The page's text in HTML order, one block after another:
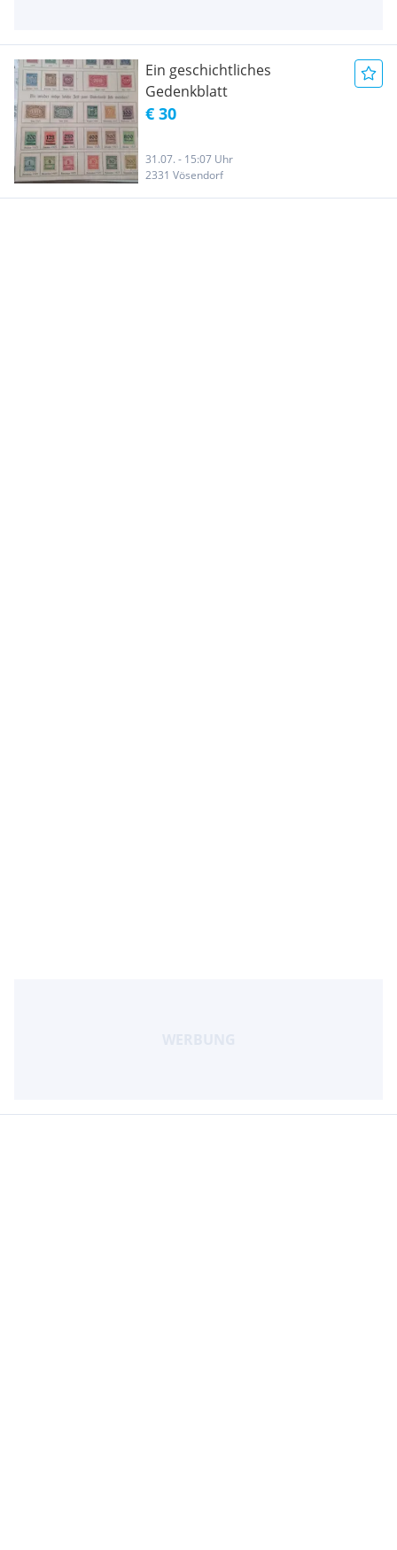
Ein geschichtliches
Gedenkblatt
€ 30
31.07. - 15:07 Uhr
2331 Vösendorf